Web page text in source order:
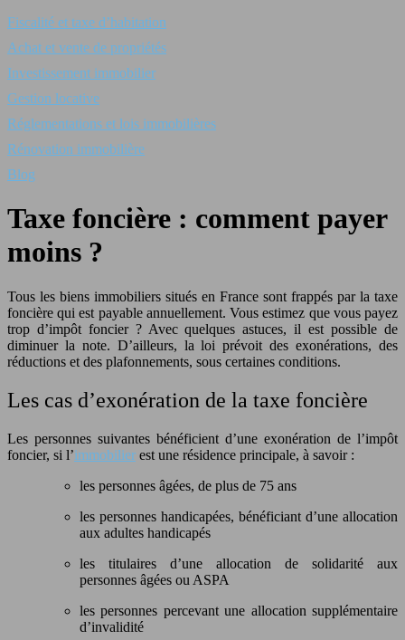
Fiscalité et taxe d’habitation
Achat et vente de propriétés
Investissement immobilier
Gestion locative
Réglementations et lois immobilières
Rénovation immobilière
Blog
Taxe foncière : comment payer
moins ?
Tous les biens immobiliers situés en France sont frappés par la taxe
foncière qui est payable annuellement. Vous estimez que vous payez
trop d’impôt foncier ? Avec quelques astuces, il est possible de
diminuer la note. D’ailleurs, la loi prévoit des exonérations, des
réductions et des plafonnements, sous certaines conditions.
Les cas d’exonération de la taxe foncière
Les personnes suivantes bénéficient d’une exonération de l’impôt
foncier, si l’immobilier est une résidence principale, à savoir :
les personnes âgées, de plus de 75 ans
les personnes handicapées, bénéficiant d’une allocation
aux adultes handicapés
les titulaires d’une allocation de solidarité aux
personnes âgées ou ASPA
les personnes percevant une allocation supplémentaire
d’invalidité